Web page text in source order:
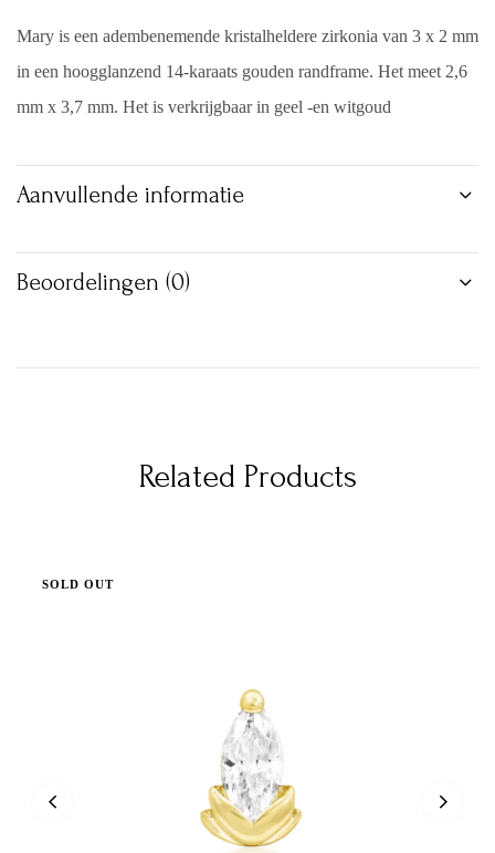
Mary is een adembenemende kristalheldere zirkonia van 3 x 2 mm
in een hoogglanzend 14-karaats gouden randframe. Het meet 2,6
mm x 3,7 mm. Het is verkrijgbaar in geel -en witgoud
Aanvullende informatie
Beoordelingen (0)
Related Products
SOLD OUT